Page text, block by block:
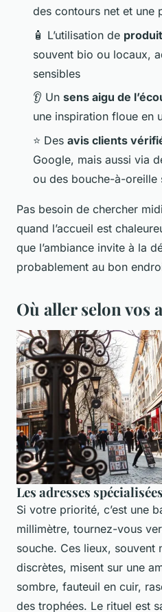
des contours net et une
🧴 L’utilisation de
souvent bio ou locaux,
sensibles
👂 Un sens aigu de
une inspiration floue en
⭐ Des avis clients
Google, mais aussi via
ou des bouche-à-oreille
Pas besoin de chercher
quand l’accueil est
que l’ambiance invite à la
probablement au bon
Où aller selon vos
Les adresses
Si votre priorité, c’est une
millimètre, tournez-vous
souche. Ces lieux, souvent
discrètes, misent sur une
sombre, fauteuil en cuir,
des trophées. Le rituel est